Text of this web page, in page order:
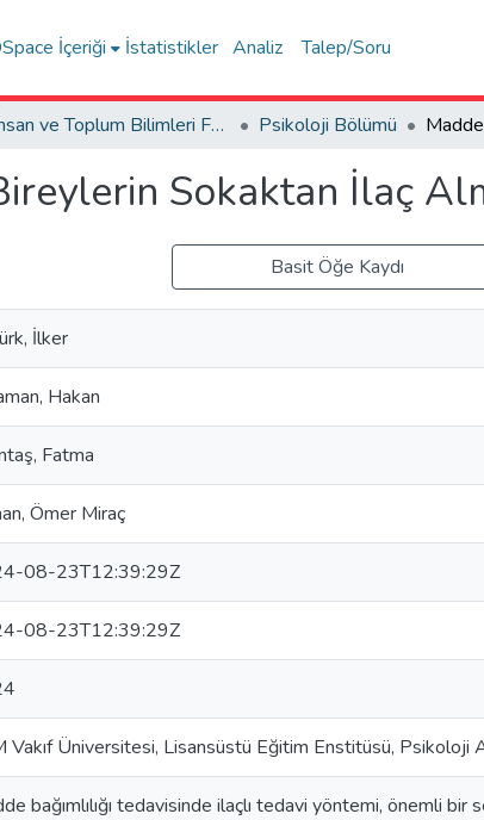
İçeriği İstatistikler Analiz Talep/Soru
İnsan ve Toplum Bilimleri Fakültesi / Faculty of Humanities and Social Sciences Psikoloji Bölümü
Sokaktan İlaç
Basit Öğe Kaydı
İlker
Hakan
Fatma
Ömer Miraç
08-23T12:39:29Z
08-23T12:39:29Z
Vakıf Üniversitesi, Lisansüstü Eğitim Enstitüsü, Psikoloji
bağımlılığı tedavisinde ilaçlı tedavi yöntemi, önemli